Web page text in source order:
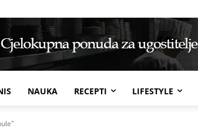
NAUKA RECEPTI LIFESTYLE